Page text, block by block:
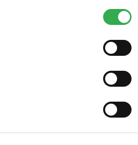
všetky tieto cookies. Ďakujeme!